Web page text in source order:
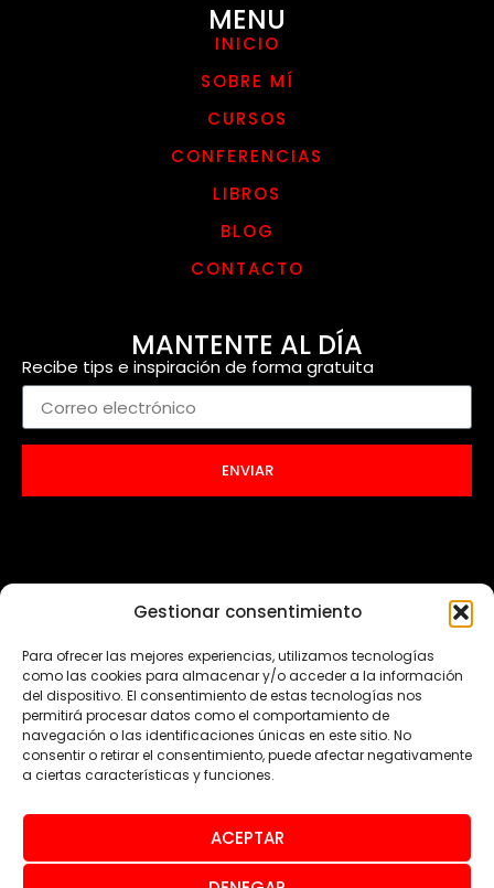
Gestionar consentimiento
Para ofrecer las mejores experiencias, utilizamos tecnologías
como las cookies para almacenar y/o acceder a la información
del dispositivo. El consentimiento de estas tecnologías nos
permitirá procesar datos como el comportamiento de
navegación o las identificaciones únicas en este sitio. No
consentir o retirar el consentimiento, puede afectar negativamente
a ciertas características y funciones.
ACEPTAR
MENU
INICIO
SOBRE MÍ
CURSOS
CONFERENCIAS
LIBROS
BLOG
CONTACTO
MANTENTE AL DÍA
Recibe tips e inspiración de forma gratuita
ENVIAR
© Todos los derechos reservados 2024